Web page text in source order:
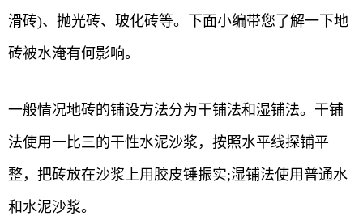
滑砖)、抛光砖、玻化砖等。下面小编带您了解一下地
砖被水淹有何影响。
一般情况地砖的铺设方法分为干铺法和湿铺法。干铺
法使用一比三的干性水泥沙浆，按照水平线探铺平
整，把砖放在沙浆上用胶皮锤振实;湿铺法使用普通水
和水泥沙浆。